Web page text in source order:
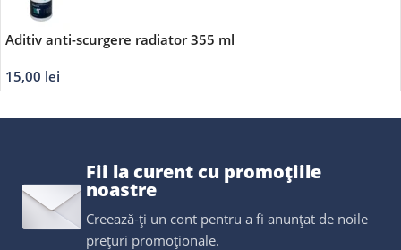
Aditiv anti-scurgere radiator 355 ml
15,00 lei
Fii la curent cu promoțiile
noastre
Creează-ți un cont pentru a fi anunțat de noile
prețuri promoționale.